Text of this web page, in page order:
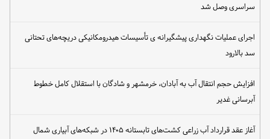
سراسری وصل شد
اجرای عملیات نگهداری پیشگیرانه ی تأسیسات هیدرومکانیکی دریچه‌های تحتانی
سد بالارود
افزایش حجم انتقال آب به آبادان، خرمشهر و شادگان با استقلال کامل خطوط
آبرسانی غدیر
آغاز عقد قرارداد آب زراعی کشت‌های تابستانه ۱۴۰۵ در شبکه‌های آبیاری شمال